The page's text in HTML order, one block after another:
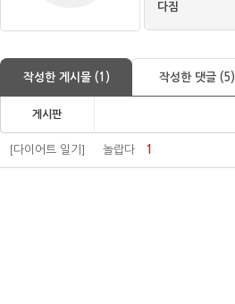
다짐
작성한 게시물 (1) 작성한 댓글 (5)
게시판
[다이어트 일기] 놀랍다 1